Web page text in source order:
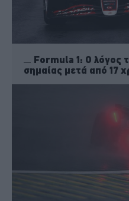
Formula 1: Ο λόγος
σημαίας μετά από 17